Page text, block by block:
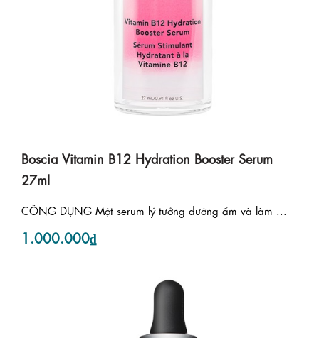
Boscia Vitamin B12 Hydration Booster Serum
27ml
CÔNG DỤNG Một serum lý tưởng dưỡng ẩm và làm ...
1.000.000₫